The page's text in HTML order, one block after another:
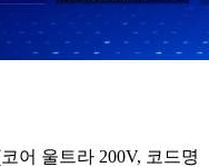
어 울트라 200V, 코드명